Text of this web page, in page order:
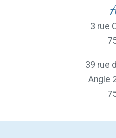
3 rue
39 rue
Angle